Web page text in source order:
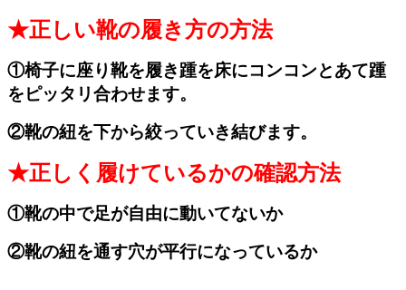
★正しい靴の履き方の方法
①椅子に座り靴を履き踵を床にコンコンとあて踵
をピッタリ合わせます。
②靴の紐を下から絞っていき結びます。
★正しく履けているかの確認方法
①靴の中で足が自由に動いてないか
②靴の紐を通す穴が平行になっているか